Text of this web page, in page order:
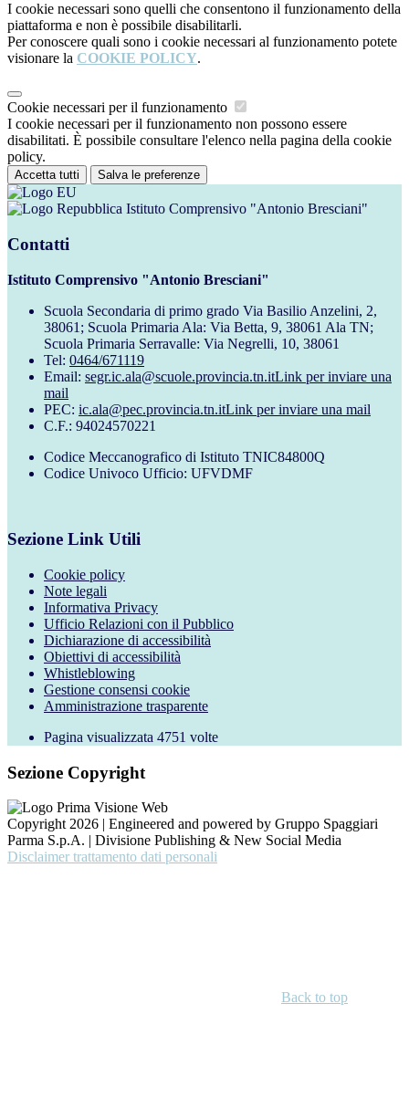
I cookie necessari sono quelli che consentono il funzionamento della
piattaforma e non è possibile disabilitarli.
Per conoscere quali sono i cookie necessari al funzionamento potete
visionare la COOKIE POLICY.
Cookie necessari per il funzionamento
I cookie necessari per il funzionamento non possono essere
disabilitati. È possibile consultare l'elenco nella pagina della cookie
policy.
Accetta tutti Salva le preferenze
Istituto Comprensivo "Antonio Bresciani"
Contatti
Istituto Comprensivo "Antonio Bresciani"
Scuola Secondaria di primo grado Via Basilio Anzelini, 2,
38061; Scuola Primaria Ala: Via Betta, 9, 38061 Ala TN;
Scuola Primaria Serravalle: Via Negrelli, 10, 38061
Tel: 0464/671119
Email: segr.ic.ala@scuole.provincia.tn.itLink per inviare una
mail
PEC: ic.ala@pec.provincia.tn.itLink per inviare una mail
C.F.: 94024570221
Codice Meccanografico di Istituto TNIC84800Q
Codice Univoco Ufficio: UFVDMF
Sezione Link Utili
Cookie policy
Note legali
Informativa Privacy
Ufficio Relazioni con il Pubblico
Dichiarazione di accessibilità
Obiettivi di accessibilità
Whistleblowing
Gestione consensi cookie
Amministrazione trasparente
Pagina visualizzata 4751 volte
Sezione Copyright
Copyright 2026 | Engineered and powered by Gruppo Spaggiari
Parma S.p.A. | Divisione Publishing & New Social Media
Disclaimer trattamento dati personali
Back to top